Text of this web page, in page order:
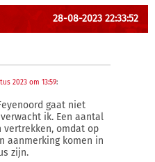
28-08-2023 22:33:52
2023 om 13:59:
gaat niet
ik. Een aantal
vertrekken, omdat op
aanmerking komen in
zijn.